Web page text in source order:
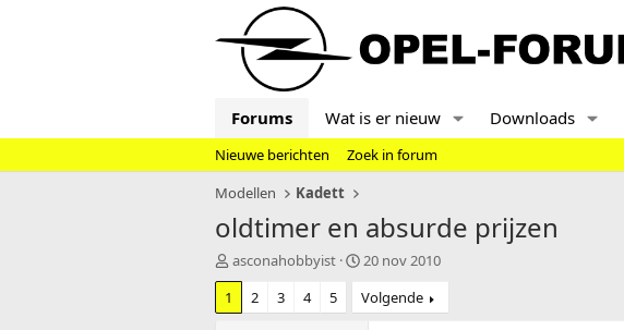
Forums Wat is er nieuw Downloads
Nieuwe berichten
Zoek in forum
Modellen
Kadett
oldtimer en absurde prijzen
T
o
i
asconahobbyist
S
a
r
20 nov 2010
1
2 3 4 5 Volgende